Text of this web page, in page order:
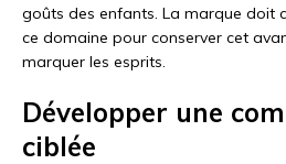
goûts des enfants. La marque doit
ce domaine pour conserver cet
marquer les esprits.
Développer une
ciblée